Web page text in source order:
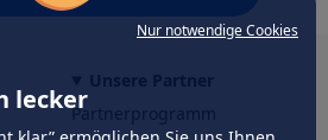
Nur notwendige Cookies
leckerPartnerprogramm